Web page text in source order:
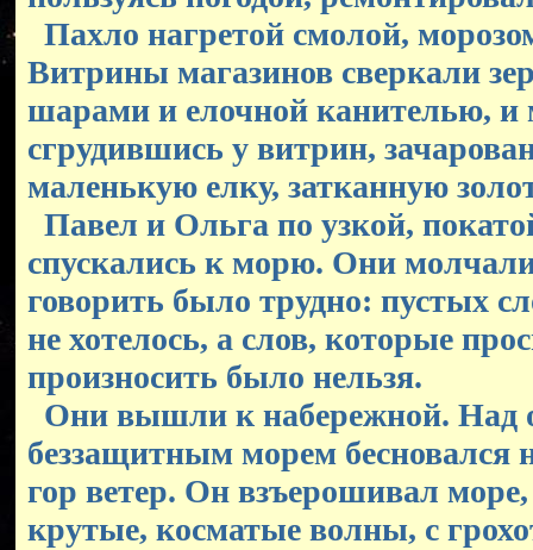
Пахло нагретой смолой,
Витрины магазинов сверкали
шарами и елочной канителью,
сгрудившись у витрин,
маленькую елку, затканную
Павел и Ольга по узкой,
спускались к морю. Они
говорить было трудно: пустых
не хотелось, а слов, которые
произносить было нельзя.
Они вышли к набережной. Над
беззащитным морем бесновался
гор ветер. Он взъерошивал
крутые, косматые волны, с